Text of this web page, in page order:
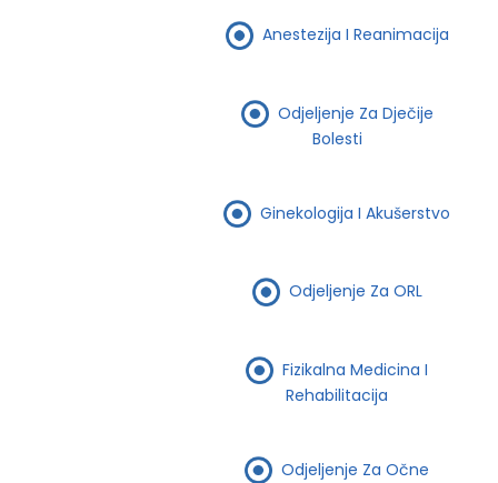
Anestezija I Reanimacija
Odjeljenje Za Dječije
Bolesti
Ginekologija I Akušerstvo
Odjeljenje Za ORL
Fizikalna Medicina I
Rehabilitacija
Odjeljenje Za Očne